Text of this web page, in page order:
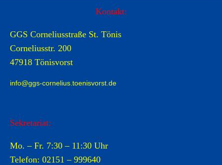
Kontakt:
GGS Corneliusstraße St. Tönis
Corneliusstr. 200
47918 Tönisvorst
info@ggs-cornelius.toenisvorst.de
Sekretariat:
Mo. – Fr. 7:30 – 11:30 Uhr
Telefon: 02151 – 999640